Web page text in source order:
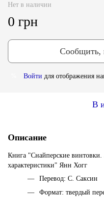
Нет в наличии
0 грн
Сообщить,
Войти для отображения
В
Описание
Книга "Снайперские винтовки.
характеристики" Янн Хогг
Перевод: С. Саксин
Формат: твердый